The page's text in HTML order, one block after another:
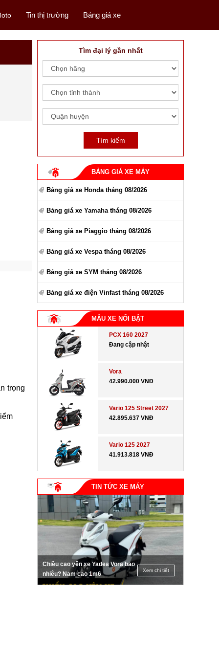
Tin thị trường Bảng giá xe
trọng
Tìm đại lý gần nhất
BẢNG GIÁ XE MÁY
Bảng giá xe Honda tháng 08/2026
Bảng giá xe Yamaha tháng 08/2026
Bảng giá xe Piaggio tháng 08/2026
Bảng giá xe Vespa tháng 08/2026
Bảng giá xe SYM tháng 08/2026
Bảng giá xe điện Vinfast tháng 08/2026
MẪU XE NỔI BẬT
PCX 160 2027
Đang cập nhật
Vora
42.990.000 VNĐ
Vario 125 Street 2027
42.895.637 VNĐ
Vario 125 2027
41.913.818 VNĐ
TIN TỨC XE MÁY
Chiều cao yên xe Yadea Vora bao
nhiêu? Nam cao 1m6
Xem chi tiết